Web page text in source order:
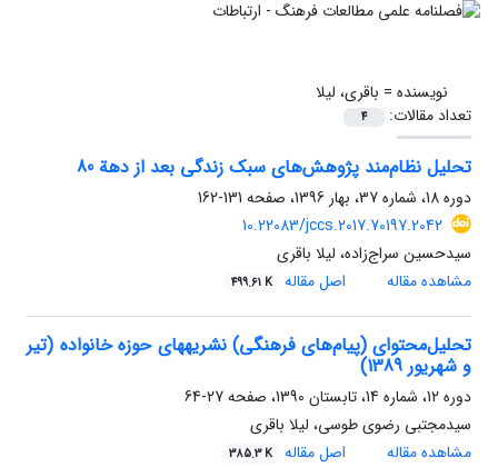
نویسنده = باقری، لیلا
تعداد مقالات:
4
تحلیل نظام‌مند پژوهش‌های سبک زندگی بعد از دهة 80
دوره 18، شماره 37، بهار 1396، صفحه
131-162
10.22083/jccs.2017.70197.2042
سیدحسین سراج‌زاده، لیلا باقری
مشاهده مقاله
اصل مقاله 499.61 K
تحلیل‌محتوای (پیام‌های فرهنگی) نشریه‏های حوزه خانواده (تیر
و شهریور 1389)
دوره 12، شماره 14، تابستان 1390، صفحه
27-64
سیدمجتبی رضوی طوسی، لیلا باقری
مشاهده مقاله
اصل مقاله 385.3 K